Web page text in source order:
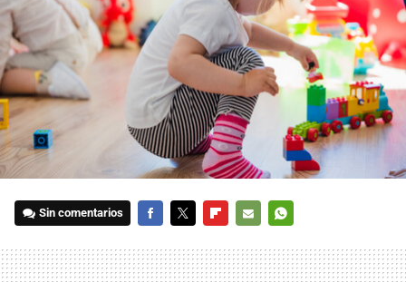
Sin comentarios
MAIL